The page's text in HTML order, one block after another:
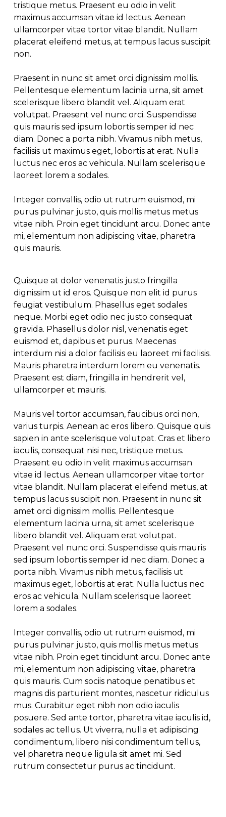
tristique metus. Praesent eu odio in velit
maximus accumsan vitae id lectus. Aenean
ullamcorper vitae tortor vitae blandit. Nullam
placerat eleifend metus, at tempus lacus suscipit
non.
Praesent in nunc sit amet orci dignissim mollis.
Pellentesque elementum lacinia urna, sit amet
scelerisque libero blandit vel. Aliquam erat
volutpat. Praesent vel nunc orci. Suspendisse
quis mauris sed ipsum lobortis semper id nec
diam. Donec a porta nibh. Vivamus nibh metus,
facilisis ut maximus eget, lobortis at erat. Nulla
luctus nec eros ac vehicula. Nullam scelerisque
laoreet lorem a sodales.
Integer convallis, odio ut rutrum euismod, mi
purus pulvinar justo, quis mollis metus metus
vitae nibh. Proin eget tincidunt arcu. Donec ante
mi, elementum non adipiscing vitae, pharetra
quis mauris.
Quisque at dolor venenatis justo fringilla
dignissim ut id eros. Quisque non elit id purus
feugiat vestibulum. Phasellus eget sodales
neque. Morbi eget odio nec justo consequat
gravida. Phasellus dolor nisl, venenatis eget
euismod et, dapibus et purus. Maecenas
interdum nisi a dolor facilisis eu laoreet mi facilisis.
Mauris pharetra interdum lorem eu venenatis.
Praesent est diam, fringilla in hendrerit vel,
ullamcorper et mauris.
Mauris vel tortor accumsan, faucibus orci non,
varius turpis. Aenean ac eros libero. Quisque quis
sapien in ante scelerisque volutpat. Cras et libero
iaculis, consequat nisi nec, tristique metus.
Praesent eu odio in velit maximus accumsan
vitae id lectus. Aenean ullamcorper vitae tortor
vitae blandit. Nullam placerat eleifend metus, at
tempus lacus suscipit non. Praesent in nunc sit
amet orci dignissim mollis. Pellentesque
elementum lacinia urna, sit amet scelerisque
libero blandit vel. Aliquam erat volutpat.
Praesent vel nunc orci. Suspendisse quis mauris
sed ipsum lobortis semper id nec diam. Donec a
porta nibh. Vivamus nibh metus, facilisis ut
maximus eget, lobortis at erat. Nulla luctus nec
eros ac vehicula. Nullam scelerisque laoreet
lorem a sodales.
Integer convallis, odio ut rutrum euismod, mi
purus pulvinar justo, quis mollis metus metus
vitae nibh. Proin eget tincidunt arcu. Donec ante
mi, elementum non adipiscing vitae, pharetra
quis mauris. Cum sociis natoque penatibus et
magnis dis parturient montes, nascetur ridiculus
mus. Curabitur eget nibh non odio iaculis
posuere. Sed ante tortor, pharetra vitae iaculis id,
sodales ac tellus. Ut viverra, nulla et adipiscing
condimentum, libero nisi condimentum tellus,
vel pharetra neque ligula sit amet mi. Sed
rutrum consectetur purus ac tincidunt.